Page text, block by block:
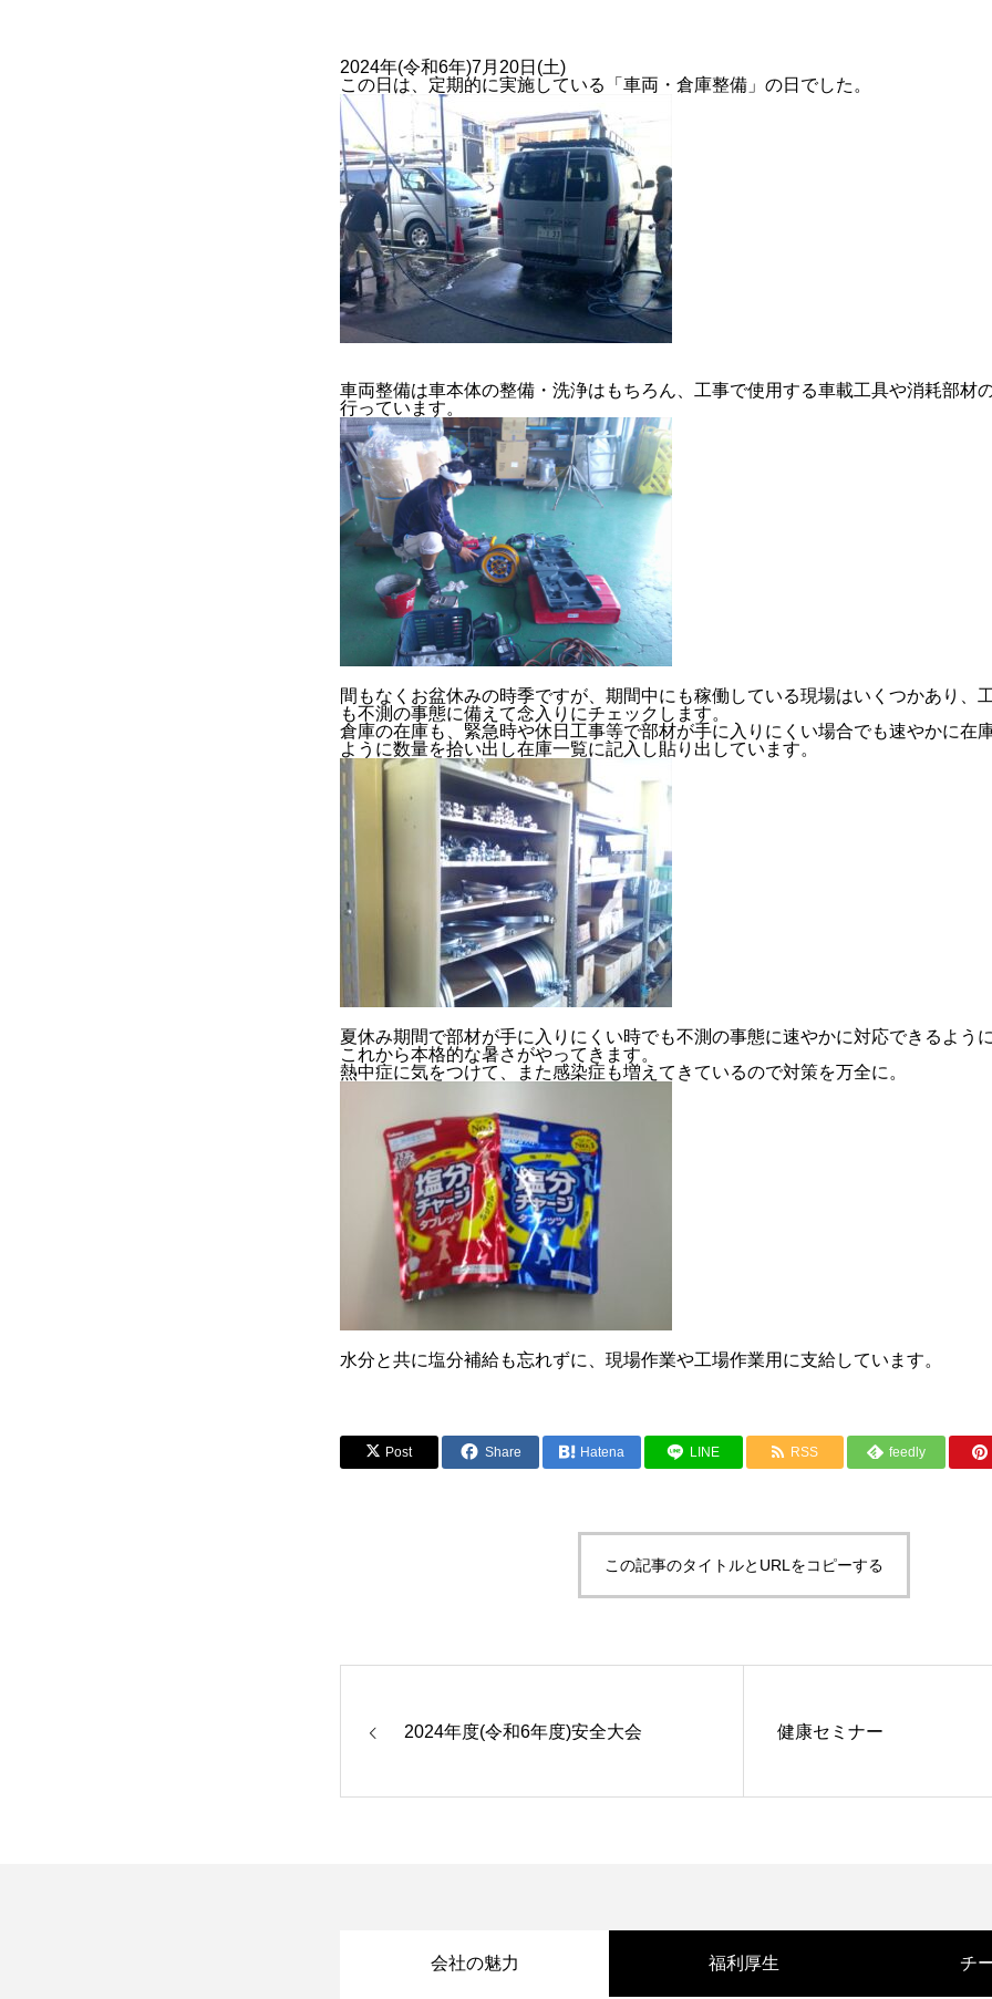
2023年度
BLOG BUSINESS RECRUIT CONTACT
2024年(令和6年)7月20日(土)
この日は、定期的に実施している「車両・倉庫整備」の日でした。
車両整備は車本体の整備・洗浄はもちろん、工事で使用する車載工具や消耗部材
行っています。
間もなくお盆休みの時季ですが、期間中にも稼働している現場はいくつかあり、
も不測の事態に備えて念入りにチェックします。
倉庫の在庫も、緊急時や休日工事等で部材が手に入りにくい場合でも速やかに在
ように数量を拾い出し在庫一覧に記入し貼り出しています。
夏休み期間で部材が手に入りにくい時でも不測の事態に速やかに対応できるよう
これから本格的な暑さがやってきます。
熱中症に気をつけて、また感染症も増えてきているので対策を万全に。
水分と共に塩分補給も忘れずに、現場作業や工場作業用に支給しています。
Post Share Hatena LINE RSS feedly
この記事のタイトルとURLをコピーする
2024年度(令和6年度)安全大会 健康セミナー
会社の魅力 福利厚生 チ